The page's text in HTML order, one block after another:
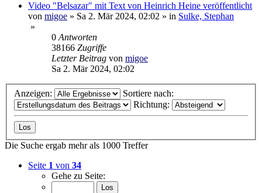
Video "Belsazar" mit Text von Heinrich Heine veröffentlicht
von migoe » Sa 2. Mär 2024, 02:02 » in Sulke, Stephan
»
0Antworten
38166 Zugriffe
Letzter Beitrag von migoe
Sa 2. Mär 2024, 02:02
Anzeigen:
Sortiere nach:
Richtung:
Die Suche ergab mehr als 1000 Treffer
Seite 1 von 34
Gehe zu Seite: